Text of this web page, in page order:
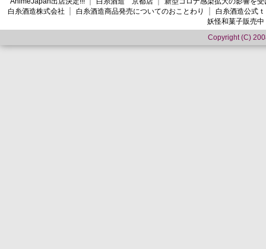
白糸酒造株式会社
白糸酒造商品発売についてのおことわり
白糸酒造公式
妖怪和菓子販売中
Copyright (C)